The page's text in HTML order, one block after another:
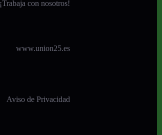
¡Trabaja con nosotros!
www.union25.es
Aviso de Privacidad